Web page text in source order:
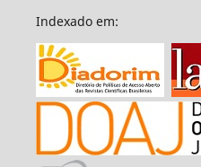
Indexado em: